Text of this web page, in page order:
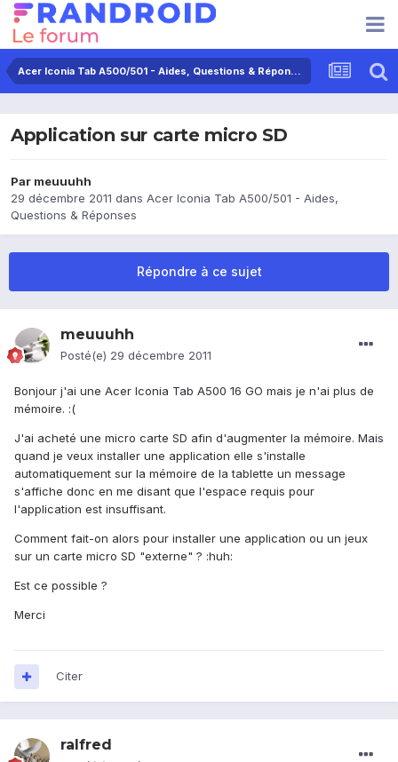
Acer Iconia Tab A500/501 - Aides, Questions & Réponses
Application sur carte micro SD
Par meuuuhh
29 décembre 2011 dans Acer Iconia Tab A500/501 - Aides,
Questions & Réponses
Répondre à ce sujet
meuuuhh
Posté(e) 29 décembre 2011
Bonjour j'ai une Acer Iconia Tab A500 16 GO mais je n'ai plus de
mémoire. :(
J'ai acheté une micro carte SD afin d'augmenter la mémoire. Mais
quand je veux installer une application elle s'installe
automatiquement sur la mémoire de la tablette un message
s'affiche donc en me disant que l'espace requis pour
l'application est insuffisant.
Comment fait-on alors pour installer une application ou un jeux
sur un carte micro SD "externe" ? :huh:
Est ce possible ?
Merci
Citer
ralfred